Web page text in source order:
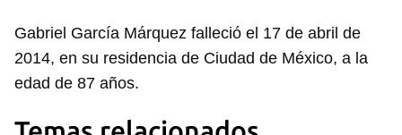
Para poder guardar como favorito, primero has de
iniciar sesión con tu cuenta de 14ymedio.
Gabriel García Márquez falleció el 17 de abril de
2014, en su residencia de Ciudad de México, a la
edad de 87 años.